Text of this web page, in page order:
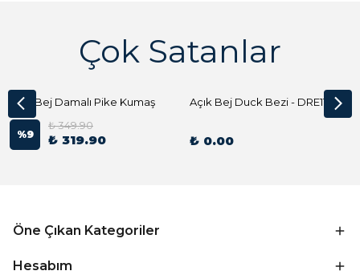
Çok Satanlar
Açık Bej Damalı Pike Kumaş
%9
₺ 349.90
₺ 319.90
Açık Bej Duck Bezi - DRE1144 Kumaş Peçete
₺ 0.00
Öne Çıkan Kategoriler
Hesabım